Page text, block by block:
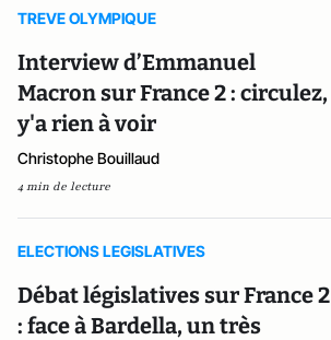
TREVE OLYMPIQUE
Interview d’Emmanuel
Macron sur France 2 : circulez,
y'a rien à voir
Christophe Bouillaud
4 min de lecture
ELECTIONS LEGISLATIVES
Débat législatives sur France 2
: face à Bardella, un très